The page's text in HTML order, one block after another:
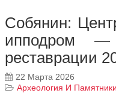
Собянин:
ипподром —
реставрации
22 Марта 2026
Археология И